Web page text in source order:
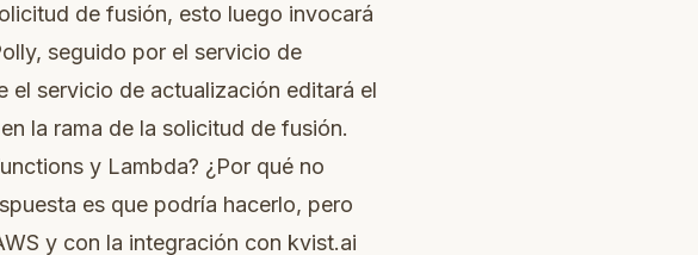
de fusión, esto luego invocará
seguido por el servicio de
el servicio de actualización editará el
la rama de la solicitud de fusión.
y Lambda? ¿Por qué no
es que podría hacerlo, pero
y con la integración con kvist.ai